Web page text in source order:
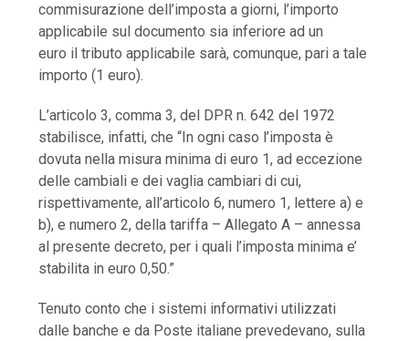
commisurazione dell’imposta a giorni, l’importo
applicabile sul documento sia inferiore ad un
euro il tributo applicabile sarà, comunque, pari a tale
importo (1 euro).
L’articolo 3, comma 3, del DPR n. 642 del 1972
stabilisce, infatti, che “In ogni caso l’imposta è
dovuta nella misura minima di euro 1, ad eccezione
delle cambiali e dei vaglia cambiari di cui,
rispettivamente, all’articolo 6, numero 1, lettere a) e
b), e numero 2, della tariffa – Allegato A – annessa
al presente decreto, per i quali l’imposta minima e’
stabilita in euro 0,50.”
Tenuto conto che i sistemi informativi utilizzati
dalle banche e da Poste italiane prevedevano, sulla